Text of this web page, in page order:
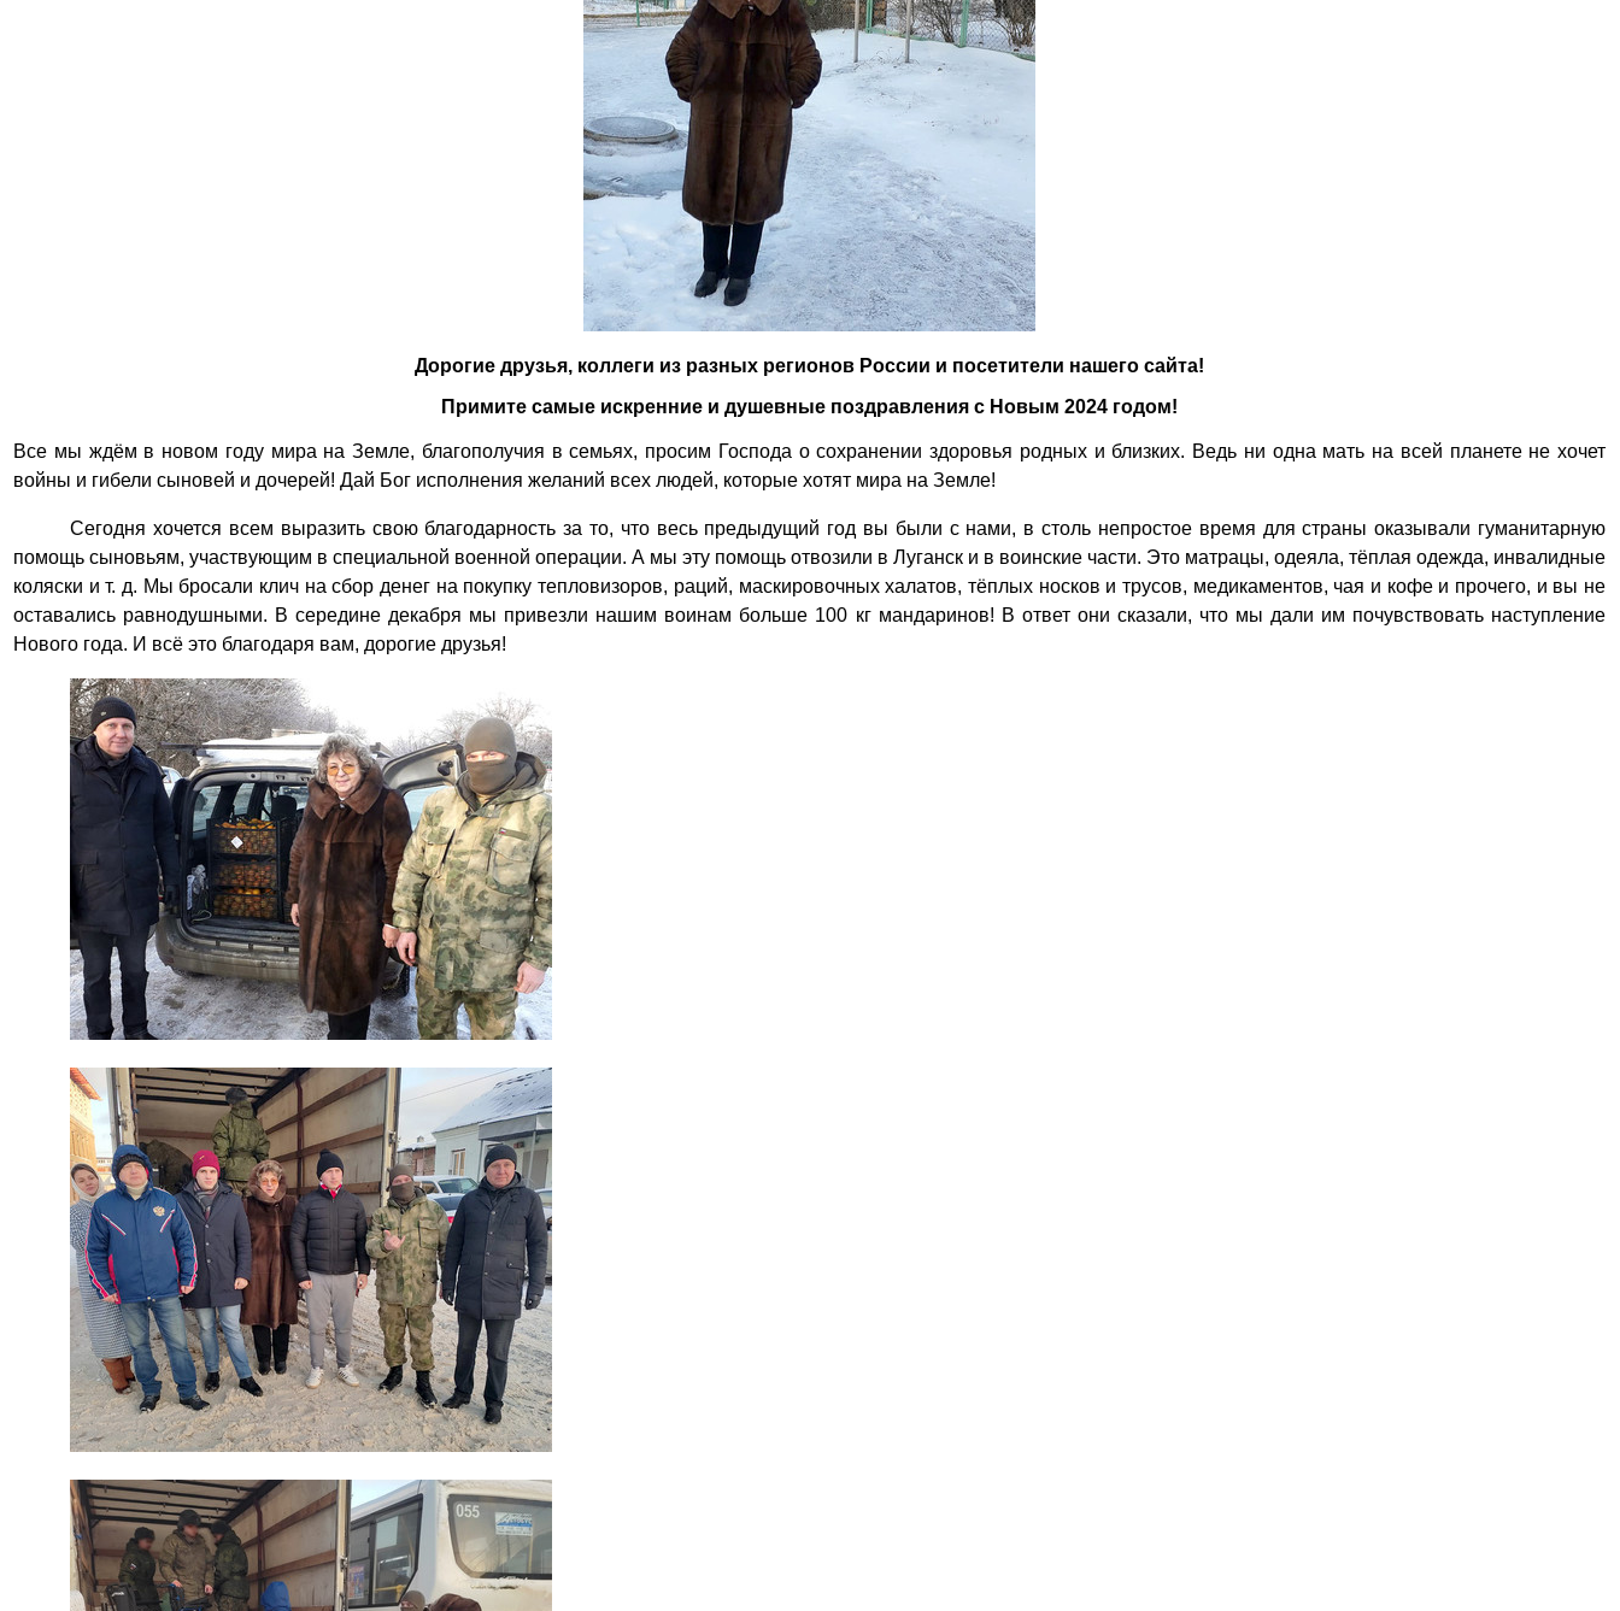
Дорогие друзья, коллеги из разных регионов России и посетители нашего сайта!
Примите самые искренние и душевные поздравления с Новым 2024 годом!
Все мы ждём в новом году мира на Земле, благополучия в семьях, просим Господа о сохранении здоровья родных и близких. Ведь ни одна мать на всей планете не хочет
войны и гибели сыновей и дочерей! Дай Бог исполнения желаний всех людей, которые хотят мира на Земле!
Сегодня хочется всем выразить свою благодарность за то, что весь предыдущий год вы были с нами, в столь непростое время для страны оказывали гуманитарную
помощь сыновьям, участвующим в специальной военной операции. А мы эту помощь отвозили в Луганск и в воинские части. Это матрацы, одеяла, тёплая одежда, инвалидные
коляски и т. д. Мы бросали клич на сбор денег на покупку тепловизоров, раций, маскировочных халатов, тёплых носков и трусов, медикаментов, чая и кофе и прочего, и вы не
оставались равнодушными. В середине декабря мы привезли нашим воинам больше 100 кг мандаринов! В ответ они сказали, что мы дали им почувствовать наступление
Нового года. И всё это благодаря вам, дорогие друзья!